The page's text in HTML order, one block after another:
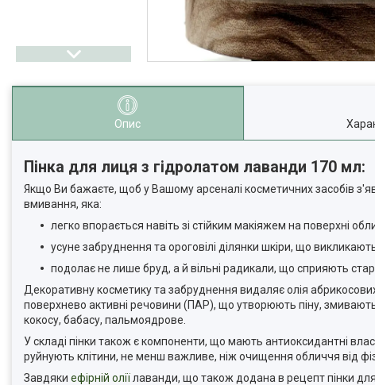
Опис
Пінка для лиця з гідролатом лаванди 170 мл:
Якщо Ви бажаєте, щоб у Вашому арсеналі косметичних засобів
вмивання, яка:
легко впорається навіть зі стійким макіяжем на поверхні
усуне забруднення та ороговілі ділянки шкіри, що
подолає не лише бруд, а й вільні радикали, що сприяють
Декоративну косметику та забруднення видаляє олія
поверхнево активні речовини (ПАР), що утворюють піну,
кокосу, бабасу, пальмоядрове.
У складі пінки також є компоненти, що мають антиоксидантні
руйнують клітини, не менш важливе, ніж очищення обличчя від
Завдяки ефірній оліїлаванди, що також додана в рецепт пінки